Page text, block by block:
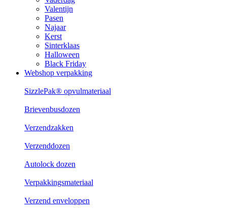
Valentijn
Pasen
Najaar
Kerst
Sinterklaas
Halloween
Black Friday
Webshop verpakking
SizzlePak® opvulmateriaal
Brievenbusdozen
Verzendzakken
Verzenddozen
Autolock dozen
Verpakkingsmateriaal
Verzend enveloppen